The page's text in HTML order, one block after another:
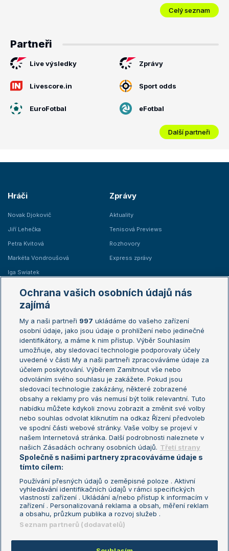
Celý seznam
Partneři
Live výsledky Zprávy
Livescore.in Sport odds
EuroFotbal eFotbal
Další partneři
Hráči
Novak Djokovič
Jiří Lehečka
Petra Kvitová
Markéta Vondroušová
Iga Swiatek
Zprávy
Aktuality
Tenisová Previews
Rozhovory
Express zprávy
Žebříčky
Žebříček ATP (muži)
Žebříček WTA (ženy)
Sázkařský žebříček
Australian Open
French Open
Wimbledon
US Open
Turnaj mistrů
Turnaj mistryň
Aktualní trendy
Fotbalové přestupy
Livesport Daily
LS Prague Open
Podmínky užití
Nastavení soukromí
GDPR a žurnalistika
Reklama
Kontakt
Informace o zpracování osobních
údajů
Ochrana vašich osobních údajů nás
zajímá
My a naši partneři 997 ukládáme do vašeho zařízení
osobní údaje, jako jsou údaje o prohlížení nebo jedinečné
identifikátory, a máme k nim přístup. Výběr Souhlasím
umožňuje, aby sledovací technologie podporovaly účely
uvedené v části My a naši partneři zpracováváme údaje za
účelem poskytování. Výběrem Zamítnout vše nebo
odvoláním svého souhlasu je zakážete. Pokud jsou
sledovací technologie zakázány, některé zobrazené
obsahy a reklamy pro vás nemusí být tolik relevantní. Tuto
nabídku můžete kdykoli znovu zobrazit a změnit své volby
nebo souhlas odvolat kliknutím na odkaz Řízení předvoleb
ve spodní části webové stránky. Vaše volby se projeví v
našem Internetová stránka. Další podrobnosti naleznete v
našich Zásadách ochrany osobních údajů. Třetí strany
Společně s našimi partnery zpracováváme údaje s
tímto cílem:
Používání přesných údajů o zeměpisné poloze . Aktivní
vyhledávání identifikačních údajů v rámci specifických
vlastností zařízení . Ukládání a/nebo přístup k informacím v
zařízení . Personalizovaná reklama a obsah, měření reklam
a obsahu, průzkum publika a rozvoj služeb .
Seznam partnerů (dodavatelů)